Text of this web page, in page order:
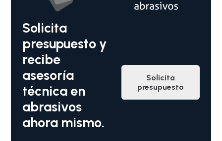
Solicita
presupuesto y
recibe
asesoría
técnica en
abrasivos
ahora mismo.
Solicita
presupuesto